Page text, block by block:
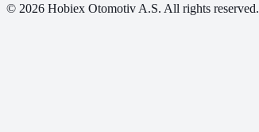
© 2026 Hobiex Otomotiv A.S. All rights reserved.